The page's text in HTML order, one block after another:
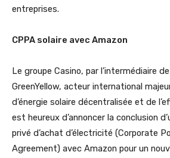
entreprises.
CPPA solaire avec Amazon
Le groupe Casino, par l’intermédiaire
GreenYellow, acteur international
d’énergie solaire décentralisée et de
est heureux d’annoncer la conclusion
privé d’achat d’électricité (Corporate
Agreement) avec Amazon pour un